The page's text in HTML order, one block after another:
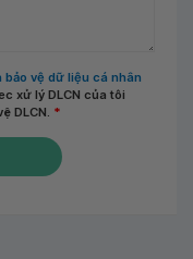
bảo vệ dữ liệu cá nhân
xử lý DLCN của tôi
DLCN. *